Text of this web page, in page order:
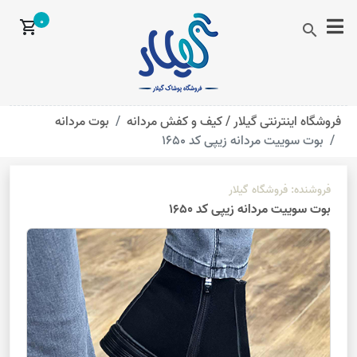
search
shopping_cart0
فروشگاه اینترنتی گیلار /کیف و کفش مردانه
بوت مردانه
بوت سوییت مردانه زیپی کد 1650
فروشنده: فروشگاه گیلار
بوت سوییت مردانه زیپی کد 1650